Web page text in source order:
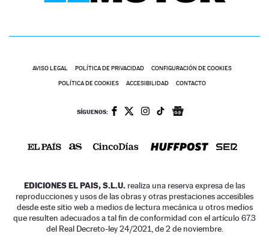
AVISO LEGAL POLÍTICA DE PRIVACIDAD CONFIGURACIÓN DE COOKIES
POLÍTICA DE COOKIES ACCESIBILIDAD CONTACTO
SÍGUENOS:
EDICIONES EL PAIS, S.L.U. realiza una reserva expresa de las
reproducciones y usos de las obras y otras prestaciones accesibles
desde este sitio web a medios de lectura mecánica u otros medios
que resulten adecuados a tal fin de conformidad con el artículo 67.3
del Real Decreto-ley 24/2021, de 2 de noviembre.